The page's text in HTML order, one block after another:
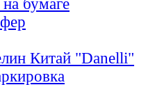
бумаге
Китай "Danelli"